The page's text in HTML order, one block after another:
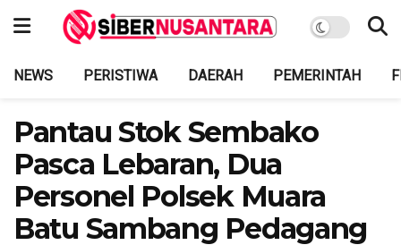
NEWS PERISTIWA DAERAH PEMERINTAH
Pantau Stok Sembako
Pasca Lebaran, Dua
Personel Polsek Muara
Batu Sambang Pedagang